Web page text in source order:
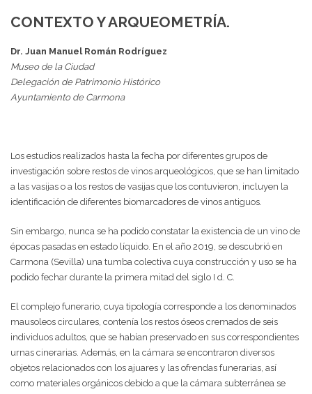
CONTEXTO Y ARQUEOMETRÍA.
Dr. Juan Manuel Román Rodríguez
Museo de la Ciudad
Delegación de Patrimonio Histórico
Ayuntamiento de Carmona
Los estudios realizados hasta la fecha por diferentes grupos de
investigación sobre restos de vinos arqueológicos, que se han limitado
a las vasijas o a los restos de vasijas que los contuvieron, incluyen la
identificación de diferentes biomarcadores de vinos antiguos.
Sin embargo, nunca se ha podido constatar la existencia de un vino de
épocas pasadas en estado líquido. En el año 2019, se descubrió en
Carmona (Sevilla) una tumba colectiva cuya construcción y uso se ha
podido fechar durante la primera mitad del siglo I d. C.
El complejo funerario, cuya tipología corresponde a los denominados
mausoleos circulares, contenía los restos óseos cremados de seis
individuos adultos, que se habían preservado en sus correspondientes
urnas cinerarias. Además, en la cámara se encontraron diversos
objetos relacionados con los ajuares y las ofrendas funerarias, así
como materiales orgánicos debido a que la cámara subterránea se